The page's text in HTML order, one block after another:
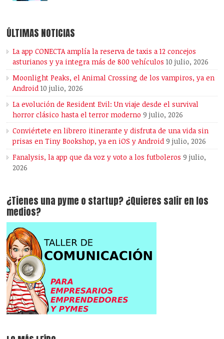
ÚLTIMAS NOTICIAS
La app CONECTA amplía la reserva de taxis a 12 concejos
asturianos y ya integra más de 800 vehículos 10 julio, 2026
Moonlight Peaks, el Animal Crossing de los vampiros, ya en
Android 10 julio, 2026
La evolución de Resident Evil: Un viaje desde el survival
horror clásico hasta el terror moderno 9 julio, 2026
Conviértete en librero itinerante y disfruta de una vida sin
prisas en Tiny Bookshop, ya en iOS y Android 9 julio, 2026
Fanalysis, la app que da voz y voto a los futboleros 9 julio,
2026
¿Tienes una pyme o startup? ¿Quieres salir en los
medios?